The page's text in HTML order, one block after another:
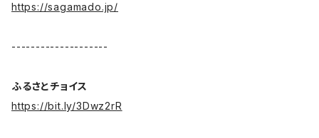
https://sagamado.jp/
--------------------
ふるさとチョイス
https://bit.ly/3Dwz2rR